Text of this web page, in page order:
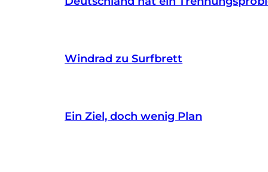
Windrad zu Surfbrett
Ein Ziel, doch wenig Plan